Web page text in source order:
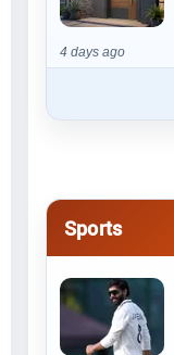
4 days ago
Sports